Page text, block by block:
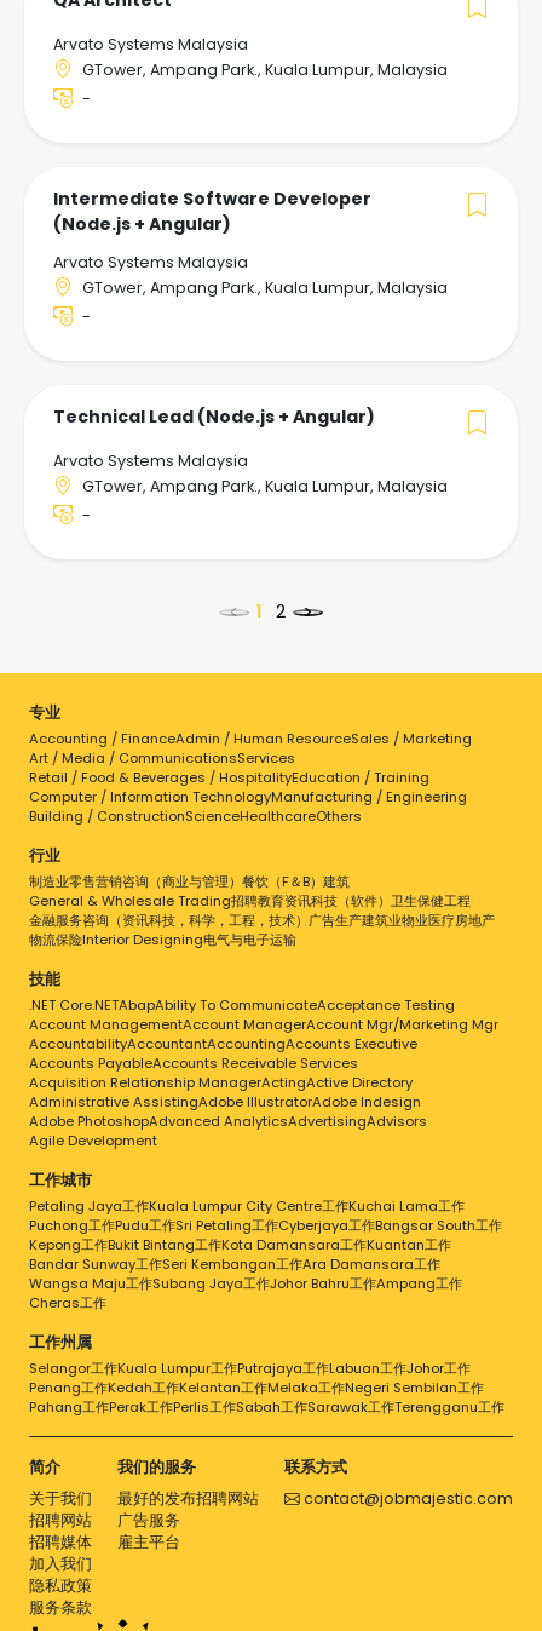
Arvato Systems Malaysia
GTower, Ampang Park., Kuala Lumpur, Malaysia
-
Intermediate Software Developer
(Node.js + Angular)
Arvato Systems Malaysia
GTower, Ampang Park., Kuala Lumpur, Malaysia
-
Technical Lead (Node.js + Angular)
Arvato Systems Malaysia
GTower, Ampang Park., Kuala Lumpur, Malaysia
-
< >
点击工作查看详情
专业
Accounting / FinanceAdmin / Human ResourceSales / Marketing
Art / Media / CommunicationsServices
Retail / Food & Beverages / HospitalityEducation / Training
Computer / Information TechnologyManufacturing / Engineering
Building / ConstructionScienceHealthcareOthers
行业
制造业零售营销咨询（商业与管理） 餐饮（F＆B） 建筑
General & Wholesale Trading招聘教育资讯科技（软件） 卫生保健工程
金融服务咨询（资讯科技，科学，工程，技术） 广告生产建筑业物业医疗房地产
物流保险Interior Designing电气与电子运输
技能
.NET Core.NETAbapAbility To CommunicateAcceptance Testing
Account ManagementAccount ManagerAccount Mgr/Marketing Mgr
AccountabilityAccountantAccountingAccounts Executive
Accounts PayableAccounts Receivable Services
Acquisition Relationship ManagerActingActive Directory
Administrative AssistingAdobe IllustratorAdobe Indesign
Adobe PhotoshopAdvanced AnalyticsAdvertisingAdvisors
Agile Development
工作城市
Petaling Jaya工作Kuala Lumpur City Centre工作Kuchai Lama工作
Puchong工作Pudu工作Sri Petaling工作Cyberjaya工作Bangsar South工作
Kepong工作Bukit Bintang工作Kota Damansara工作Kuantan工作
Bandar Sunway工作Seri Kembangan工作Ara Damansara工作
Wangsa Maju工作Subang Jaya工作Johor Bahru工作Ampang工作
Cheras工作
工作州属
Selangor工作Kuala Lumpur工作Putrajaya工作Labuan工作Johor工作
Penang工作Kedah工作Kelantan工作Melaka工作Negeri Sembilan工作
Pahang工作Perak工作Perlis工作Sabah工作Sarawak工作Terengganu工作
简介
关于我们
招聘网站
招聘媒体
加入我们
隐私政策
服务条款
我们的服务
最好的发布招聘网站
广告服务
雇主平台
联系方式
contact@jobmajestic.com